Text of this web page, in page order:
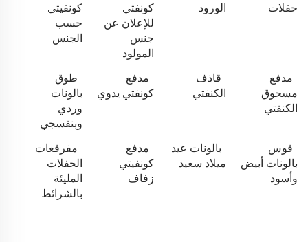
حفلات
الورود
كونفتي
للإعلان عن
جنس
المولود
كونفيتي
حسب
الجنس
مدفع
مسحوق
الكنفتي
قاذف
الكنفتي
مدفع
كونفتي يدوي
طوق
بالونات
وردي
وبنفسجي
قوس
بالونات أبيض
وأسود
بالونات عيد
ميلاد سعيد
مدفع
كونفيتي
زفاف
مفرقعات
الحفلات
المليئة
بالشرائط